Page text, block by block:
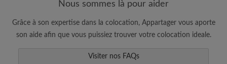
Sauvegardez vos recherches
Recevez des alertes pour toute nouvelle
annonce correspondant à vos critères
Faites part aux propriétaires et aux
Nous sommes là pour aider
Grâce à son expertise dans la colocation, Appartager vous aporte
son aide afin que vous puissiez trouver votre colocation ideale.
Visiter nos FAQs